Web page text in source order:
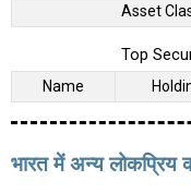
Asset
Top
Name
भारत में अन्य लोकप्रिय